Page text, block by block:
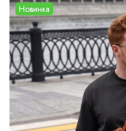
Новинка